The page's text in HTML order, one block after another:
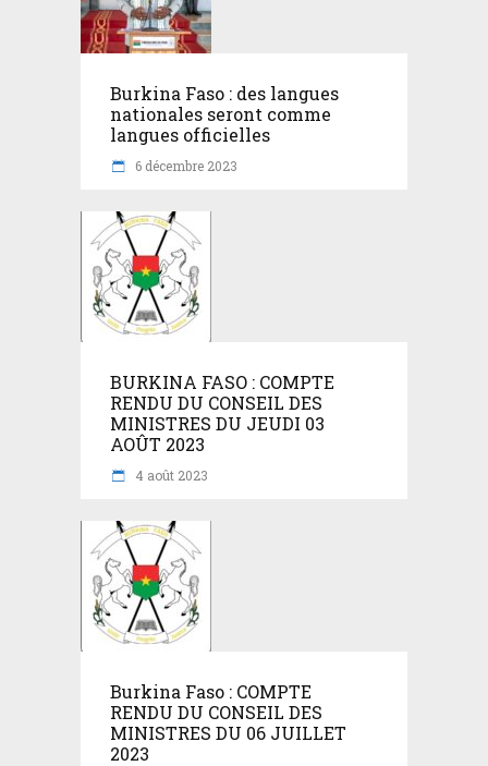
Burkina Faso : des langues
nationales seront comme
langues officielles
6 décembre 2023
BURKINA FASO : COMPTE
RENDU DU CONSEIL DES
MINISTRES DU JEUDI 03
AOÛT 2023
4 août 2023
Burkina Faso : COMPTE
RENDU DU CONSEIL DES
MINISTRES DU 06 JUILLET
2023